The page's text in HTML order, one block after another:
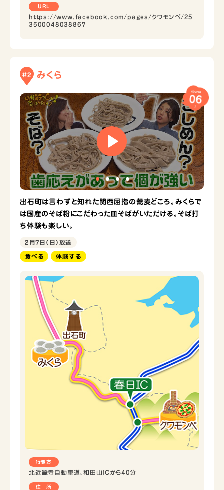
URL
https://www.facebook.com/pages/クワモンペ/25
3500048038867
#2 みくら
course
06
出石町は言わずと知れた関西屈指の蕎麦どころ。みくらで
は国産のそば粉にこだわった皿そばがいただける。そば打
ち体験も楽しい。
2月7日（日）放送
食べる 体験する
行き方
北近畿寺自動車道、和田山ICから40分
住 所